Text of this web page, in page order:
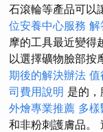
石滾輪等產品可以
位安養中心服務 解
摩的工具最近變得
以選擇礦物臉部按
期後的解決辦法 值
司費用說明 是的
外燴專業推薦 多
和非粉刺護膚品。